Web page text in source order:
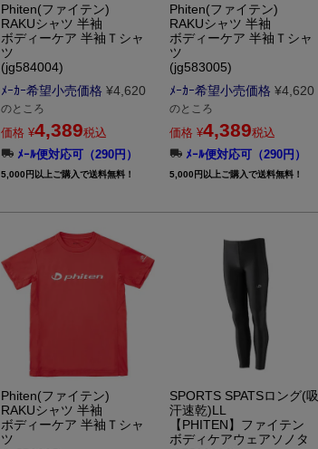
Phiten(ファイテン)
RAKUシャツ 半袖
ボディーケア 半袖Ｔシャ
ツ
(jg584004)
ﾒｰｶｰ希望小売価格 ¥4,620
のところ
価格 ¥4,389税込
ﾒｰﾙ便対応可（290円）
5,000円以上ご購入で送料無料！
Phiten(ファイテン)
RAKUシャツ 半袖
ボディーケア 半袖Ｔシャ
ツ
(jg583005)
ﾒｰｶｰ希望小売価格 ¥4,620
のところ
価格 ¥4,389税込
ﾒｰﾙ便対応可（290円）
5,000円以上ご購入で送料無料！
Phiten(ファイテン)
RAKUシャツ 半袖
ボディーケア 半袖Ｔシャ
ツ
SPORTS SPATSロング(吸
汗速乾)LL
【PHITEN】ファイテン
ボディケアウェアソノタ